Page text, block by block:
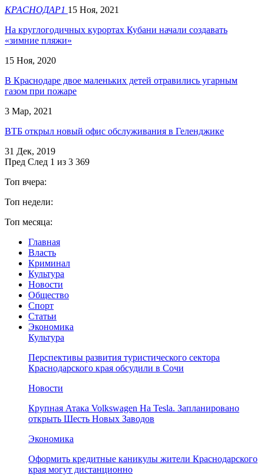
КРАСНОДАР1 15 Ноя, 2021
На круглогодичных курортах Кубани начали создавать
«зимние пляжи»
15 Ноя, 2020
В Краснодаре двое маленьких детей отравились угарным
газом при пожаре
3 Мар, 2021
ВТБ открыл новый офис обслуживания в Геленджике
31 Дек, 2019
Пред След 1 из 3 369
Топ вчера:
Топ недели:
Топ месяца:
Главная
Власть
Криминал
Культура
Новости
Общество
Спорт
Статьи
Экономика
Культура
Перспективы развития туристического сектора
Краснодарского края обсудили в Сочи
Новости
Крупная Атака Volkswagen На Tesla. Запланировано
открыть Шесть Новых Заводов
Экономика
Оформить кредитные каникулы жители Краснодарского
края могут дистанционно